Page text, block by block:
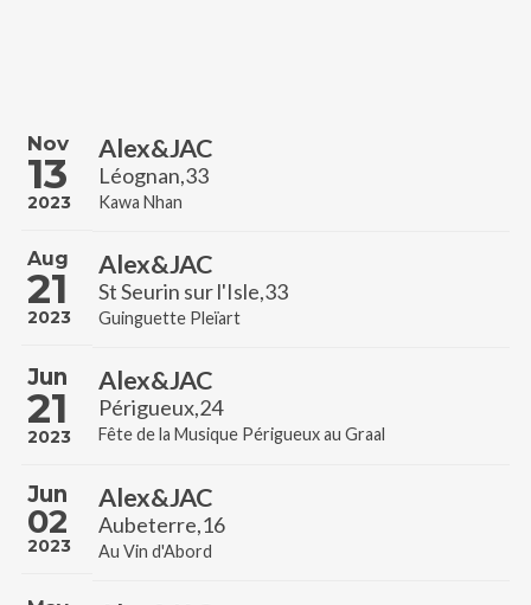
Nov
13
2023
Alex&JAC
Léognan,33
Kawa Nhan
Aug
21
2023
Alex&JAC
St Seurin sur l'Isle,33
Guinguette Pleïart
Jun
21
2023
Alex&JAC
Périgueux,24
Fête de la Musique Périgueux au Graal
Jun
02
2023
Alex&JAC
Aubeterre,16
Au Vin d'Abord